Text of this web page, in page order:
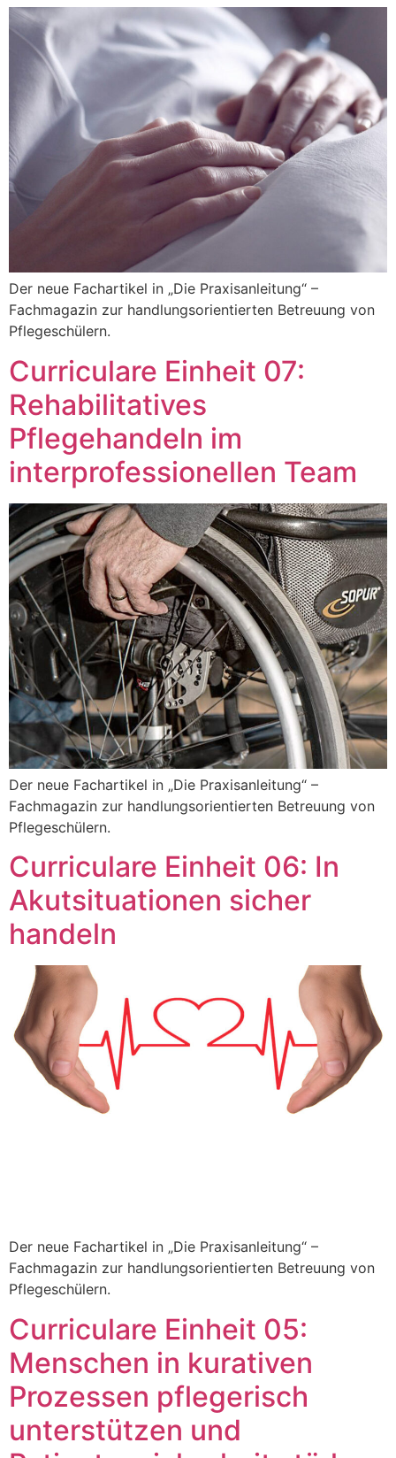
Der neue Fachartikel in „Die Praxisanleitung“ –
Fachmagazin zur handlungsorientierten Betreuung von
Pflegeschülern.
Curriculare Einheit 07:
Rehabilitatives
Pflegehandeln im
interprofessionellen Team
Der neue Fachartikel in „Die Praxisanleitung“ –
Fachmagazin zur handlungsorientierten Betreuung von
Pflegeschülern.
Curriculare Einheit 06: In
Akutsituationen sicher
handeln
Der neue Fachartikel in „Die Praxisanleitung“ –
Fachmagazin zur handlungsorientierten Betreuung von
Pflegeschülern.
Curriculare Einheit 05:
Menschen in kurativen
Prozessen pflegerisch
unterstützen und